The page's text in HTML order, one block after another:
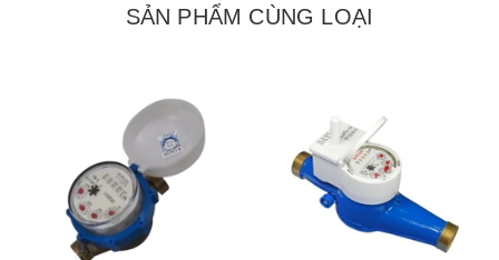
SẢN PHẨM CÙNG LOẠI